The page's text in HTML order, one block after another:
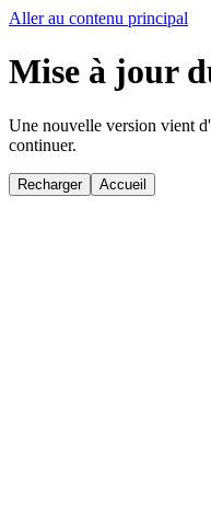
Aller au contenu principal
Mise à jour
Une nouvelle version vient
continuer.
Recharger Accueil